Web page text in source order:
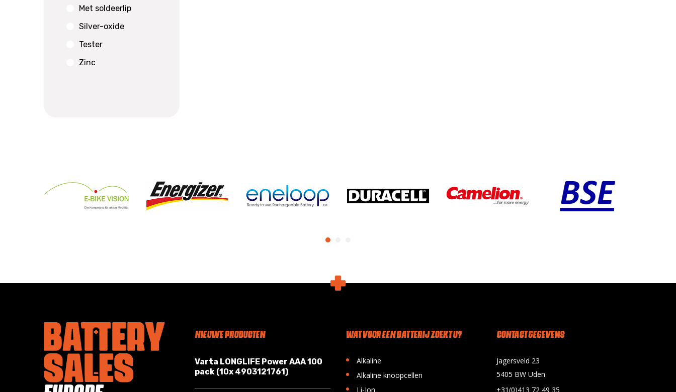
Met soldeerlip
Silver-oxide
Tester
Zinc
NIEUWE PRODUCTEN
Varta LONGLIFE Power AAA 100
pack (10x 4903121761)
WAT VOOR EEN BATTERIJ ZOEKT U?
• Alkaline
• Alkaline knoopcellen
• Li-Ion
CONTACT GEGEVENS
Jagersveld 23
5405 BW Uden
+31(0)413 72 49 35